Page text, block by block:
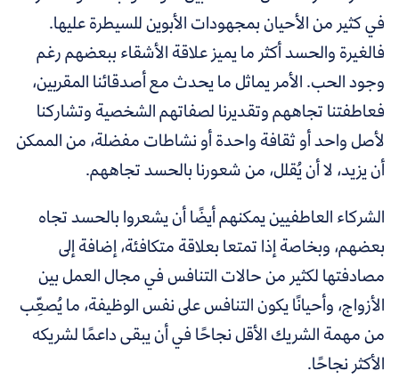
في كثير من الأحيان بمجهودات الأبوين للسيطرة عليها.
فالغيرة والحسد أكثر ما يميز علاقة الأشقاء ببعضهم رغم
وجود الحب. الأمر يماثل ما يحدث مع أصدقائنا المقربين،
فعاطفتنا تجاههم وتقديرنا لصفاتهم الشخصية وتشاركنا
لأصل واحد أو ثقافة واحدة أو نشاطات مفضلة، من الممكن
أن يزيد، لا أن يُقلل، من شعورنا بالحسد تجاههم.
الشركاء العاطفيين يمكنهم أيضًا أن يشعروا بالحسد تجاه
بعضهم، وبخاصة إذا تمتعا بعلاقة متكافئة، إضافة إلى
مصادفتها لكثير من حالات التنافس في مجال العمل بين
الأزواج، وأحيانًا يكون التنافس على نفس الوظيفة، ما يُصعِّب
من مهمة الشريك الأقل نجاحًا في أن يبقى داعمًا لشريكه
الأكثر نجاحًا.